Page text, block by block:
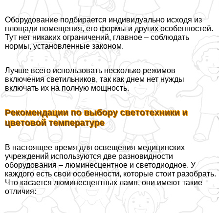
Оборудование подбирается индивидуально исходя из
площади помещения, его формы и других особенностей.
Тут нет никаких ограничений, главное – соблюдать
нормы, установленные законом.
Лучше всего использовать несколько режимов
включения светильников, так как днем нет нужды
включать их на полную мощность.
Рекомендации по выбору светотехники и
цветовой температуре
В настоящее время для освещения медицинских
учреждений используются две разновидности
оборудования – люминесцентное и светодиодное. У
каждого есть свои особенности, которые стоит разобрать.
Что касается люминесцентных ламп, они имеют такие
отличия: